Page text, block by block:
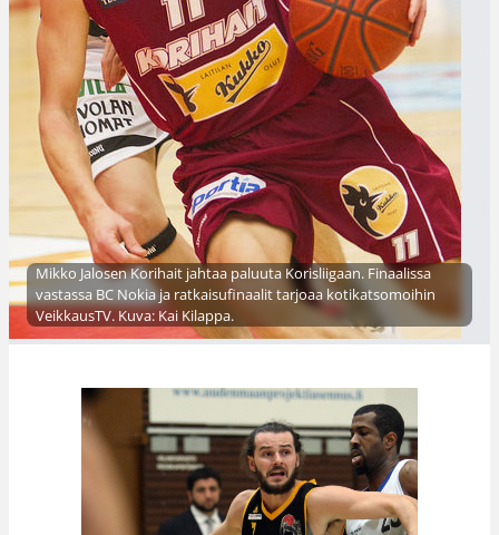
Mikko Jalosen Korihait jahtaa paluuta Korisliigaan. Finaalissa
vastassa BC Nokia ja ratkaisufinaalit tarjoaa kotikatsomoihin
VeikkausTV. Kuva: Kai Kilappa.